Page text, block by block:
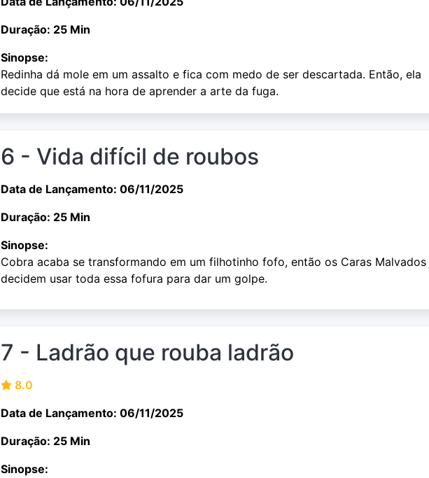
Duração: 25 Min
Sinopse:
Redinha dá mole em um assalto e fica com medo de ser descartada. Então, ela
decide que está na hora de aprender a arte da fuga.
6 - Vida difícil de roubos
Data de Lançamento: 06/11/2025
Duração: 25 Min
Sinopse:
Cobra acaba se transformando em um filhotinho fofo, então os Caras Malvados
decidem usar toda essa fofura para dar um golpe.
7 - Ladrão que rouba ladrão
8.0
Data de Lançamento: 06/11/2025
Duração: 25 Min
Sinopse: